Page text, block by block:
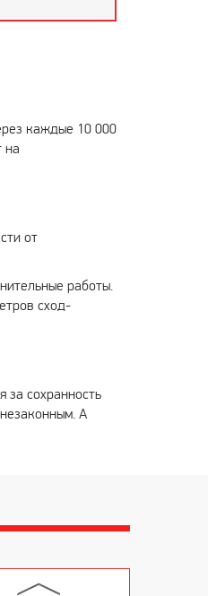
каждые 10 000
на
от
работы.
сход-
за сохранность
А